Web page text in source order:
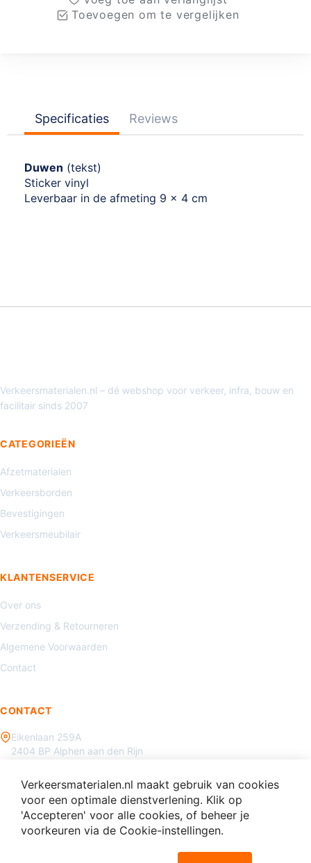
Toevoegen om te vergelijken
Specificaties Reviews
Duwen (tekst)
Sticker vinyl
Leverbaar in de afmeting 9 x 4 cm
Verkeersmaterialen.nl – dé webshop voor verkeer, infra, bouw en
facilitair sinds 2007
CATEGORIEËN
Afzetmaterialen
Verkeersborden
Bevestigingen
Verkeersmeubilair
KLANTENSERVICE
Over ons
Verzending & Retourneren
Algemene Voorwaarden
Contact
CONTACT
Eikenlaan 259A
2404 BP Alphen aan den Rijn
info@verkeersmaterialen.nl
Verkeersmaterialen.nl maakt gebruik van cookies
voor een optimale dienstverlening. Klik op
'Accepteren' voor alle cookies, of beheer je
voorkeuren via de Cookie-instellingen.